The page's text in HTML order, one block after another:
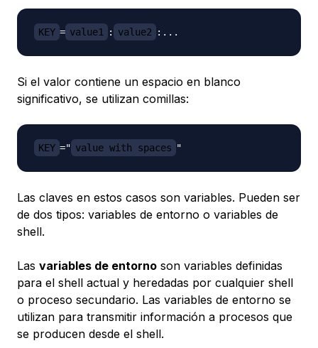
KEY = value1 : value2
Si el valor contiene un espacio en blanco
significativo, se utilizan comillas:
KEY =" value with spaces
Las claves en estos casos son variables. Pueden ser
de dos tipos: variables de entorno o variables de
shell.
Las variables de entorno son variables definidas
para el shell actual y heredadas por cualquier shell
o proceso secundario. Las variables de entorno se
utilizan para transmitir información a procesos que
se producen desde el shell.